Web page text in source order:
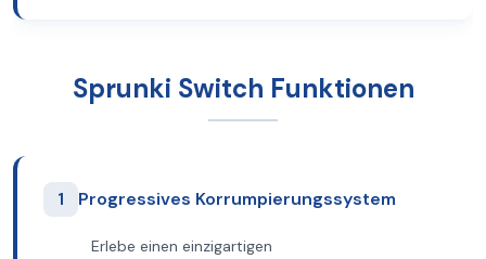
Sprunki Switch Funktionen
1 Progressives Korrumpierungssystem
Erlebe einen einzigartigen